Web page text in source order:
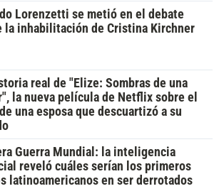
Lorenzetti se metió en el debate
la inhabilitación de Cristina Kirchner
real de "Elize: Sombras de una
la nueva película de Netflix sobre el
una esposa que descuartizó a su
Guerra Mundial: la inteligencia
reveló cuáles serían los primeros
latinoamericanos en ser derrotados